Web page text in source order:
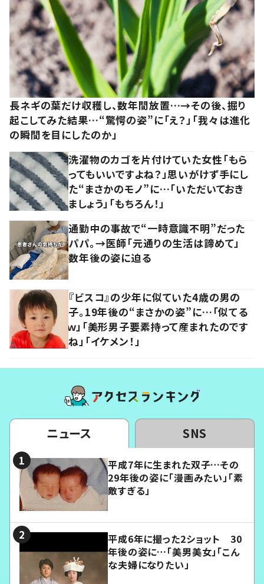
長ネギの葉だけ収穫し、数年間放置…→その後、掘り
起こしてみた結果…“驚愕の姿”に「え？」「我々は進化
の瞬間を目にしたのか」
洗濯物のカゴを片付けていた女性「もら
ってもいいですよね？」思いがけず手にし
た“まさかのモノ”に…「いただいておき
ましょう」「もちろん！」
通勤中の事故で“一時意識不明”だった
パパ。→医師「元通りの生活は諦めて」
数年後の姿に迫る
『ビスコ』の少年に似ていた4歳の男の
子。19年後の“まさかの姿”に…「似てる
ｗ」「美形男子要素持って産まれたのです
ね」「イケメン！」
ニュース SNS
平成7年に生まれた双子…その
29年後の姿に「漫画みたい」「素
敵すぎる」
平成6年に撮った2ショット 30
年後の姿に…「美男美女」「こん
な夫婦になりたい」